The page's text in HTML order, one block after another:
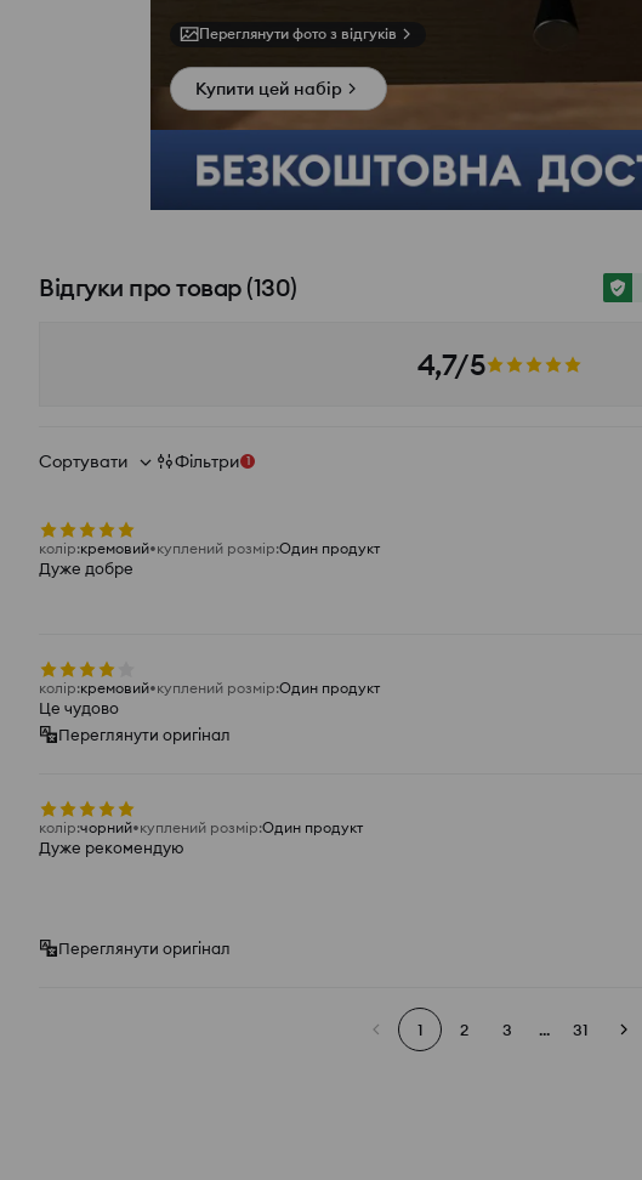
Переглянути фото з відгуків
Купити цей набір
Відгуки про товар(130)
4,7/5
Сортувати Фільтри 1
колір:кремовий куплений розмір:Один продукт
Дуже добре
колір:кремовий куплений розмір:Один продукт
Це чудово
Переглянути оригінал
колір:чорний куплений розмір:Один продукт
Дуже рекомендую
Переглянути оригінал
1 2 3 ... 31